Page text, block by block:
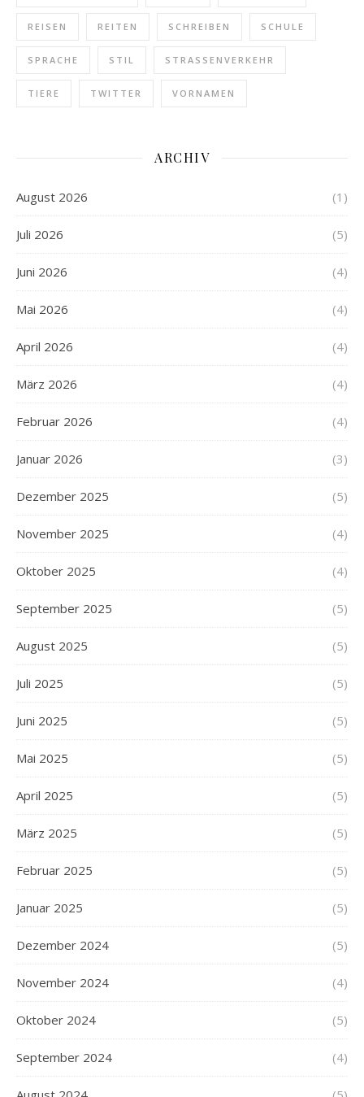
REISEN REITEN SCHREIBEN SCHULE
SPRACHE STIL STRASSENVERKEHR
TIERE TWITTER VORNAMEN
ARCHIV
August 2026 (1)
Juli 2026 (5)
Juni 2026 (4)
Mai 2026 (4)
April 2026 (4)
März 2026 (4)
Februar 2026 (4)
Januar 2026 (3)
Dezember 2025 (5)
November 2025 (4)
Oktober 2025 (4)
September 2025 (5)
August 2025 (5)
Juli 2025 (5)
Juni 2025 (5)
Mai 2025 (5)
April 2025 (5)
März 2025 (5)
Februar 2025 (5)
Januar 2025 (5)
Dezember 2024 (5)
November 2024 (4)
Oktober 2024 (5)
September 2024 (4)